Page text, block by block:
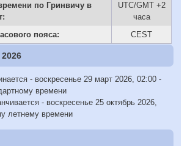
по Гринвичу в
UTC/GMT +2
часа
пояса:
CEST
- воскресенье 29 март 2026, 02:00 -
времени
- воскресенье 25 октябрь 2026,
летнему времени